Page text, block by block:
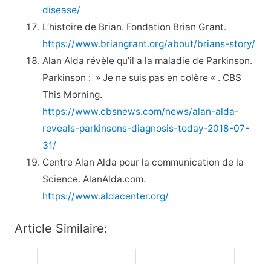
disease/
L’histoire de Brian. Fondation Brian Grant.
https://www.briangrant.org/about/brians-story/
Alan Alda révèle qu’il a la maladie de Parkinson.
Parkinson : » Je ne suis pas en colère « . CBS
This Morning.
https://www.cbsnews.com/news/alan-alda-
reveals-parkinsons-diagnosis-today-2018-07-
31/
Centre Alan Alda pour la communication de la
Science. AlanAlda.com.
https://www.aldacenter.org/
Article Similaire: